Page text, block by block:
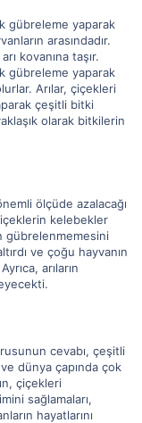
gübreleme yaparak
arasındadır.
kovanına taşır.
gübreleme yaparak
Arılar, çiçekleri
çeşitli bitki
olarak bitkilerin
ölçüde azalacağı
kelebekler
gübrelenmemesini
ve çoğu hayvanın
arıların
cevabı, çeşitli
dünya çapında çok
çiçekleri
sağlamaları,
hayatlarını